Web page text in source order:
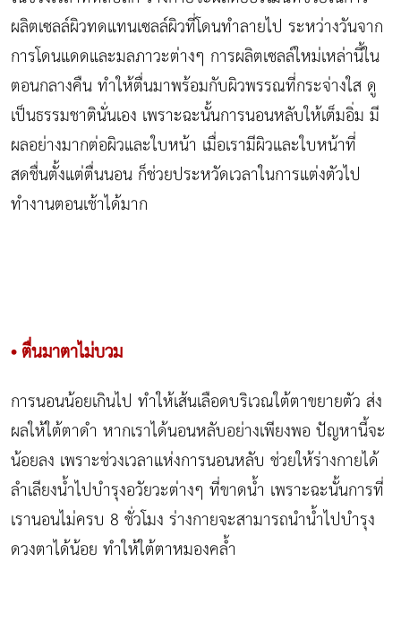
ผลิตเซลล์ผิวทดแทนเซลล์ผิวที่โดนทำลายไป ระหว่างวันจาก
การโดนแดดและมลภาวะต่างๆ การผลิตเซลล์ใหม่เหล่านี้ใน
ตอนกลางคืน ทำให้ตื่นมาพร้อมกับผิวพรรณที่กระจ่างใส ดู
เป็นธรรมชาตินั่นเอง เพราะฉะนั้นการนอนหลับให้เต็มอิ่ม มี
ผลอย่างมากต่อผิวและใบหน้า เมื่อเรามีผิวและใบหน้าที่
สดชื่นตั้งแต่ตื่นนอน ก็ช่วยประหวัดเวลาในการแต่งตัวไป
ทำงานตอนเช้าได้มาก
• ตื่นมาตาไม่บวม
การนอนน้อยเกินไป ทำให้เส้นเลือดบริเวณใต้ตาขยายตัว ส่ง
ผลให้ใต้ตาดำ หากเราได้นอนหลับอย่างเพียงพอ ปัญหานี้จะ
น้อยลง เพราะช่วงเวลาแห่งการนอนหลับ ช่วยให้ร่างกายได้
ลำเลียงน้ำไปบำรุงอวัยวะต่างๆ ที่ขาดน้ำ เพราะฉะนั้นการที่
เรานอนไม่ครบ 8 ชั่วโมง ร่างกายจะสามารถนำน้ำไปบำรุง
ดวงตาได้น้อย ทำให้ใต้ตาหมองคล้ำ